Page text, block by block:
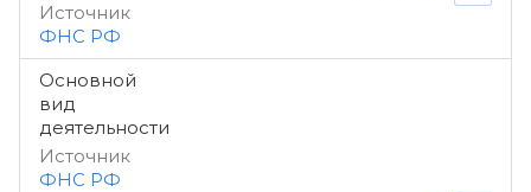
Источник
ФНС РФ
Основной
вид
деятельности
Источник
ФНС РФ